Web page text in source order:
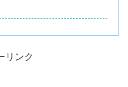
リンク